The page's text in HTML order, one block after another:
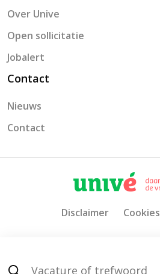
Over Unive
Open sollicitatie
Jobalert
Contact
Nieuws
Contact
Disclaimer Cookies